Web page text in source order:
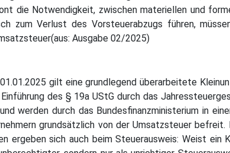
die Notwendigkeit, zwischen materiellen und
zum Verlust des Vorsteuerabzugs führen,
Ausgabe 02/2025)
gilt eine grundlegend überarbeitete
des § 19a UStG durch das
werden durch das Bundesfinanzministerium in
grundsätzlich von der Umsatzsteuer
ergeben sich auch beim Steuerausweis: Weist ein